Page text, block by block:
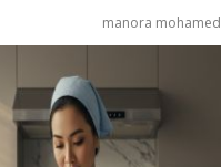
manora mohamed